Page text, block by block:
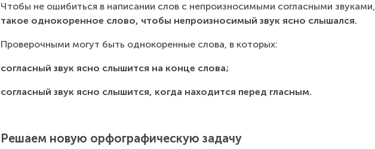
Чтобы не ошибиться в написании слов с непроизносимыми согласными звуками,
такое однокоренное слово, чтобы непроизносимый звук ясно слышался.
Проверочными могут быть однокоренные слова, в которых:
согласный звук ясно слышится на конце слова;
согласный звук ясно слышится, когда находится перед гласным.
Решаем новую орфографическую задачу